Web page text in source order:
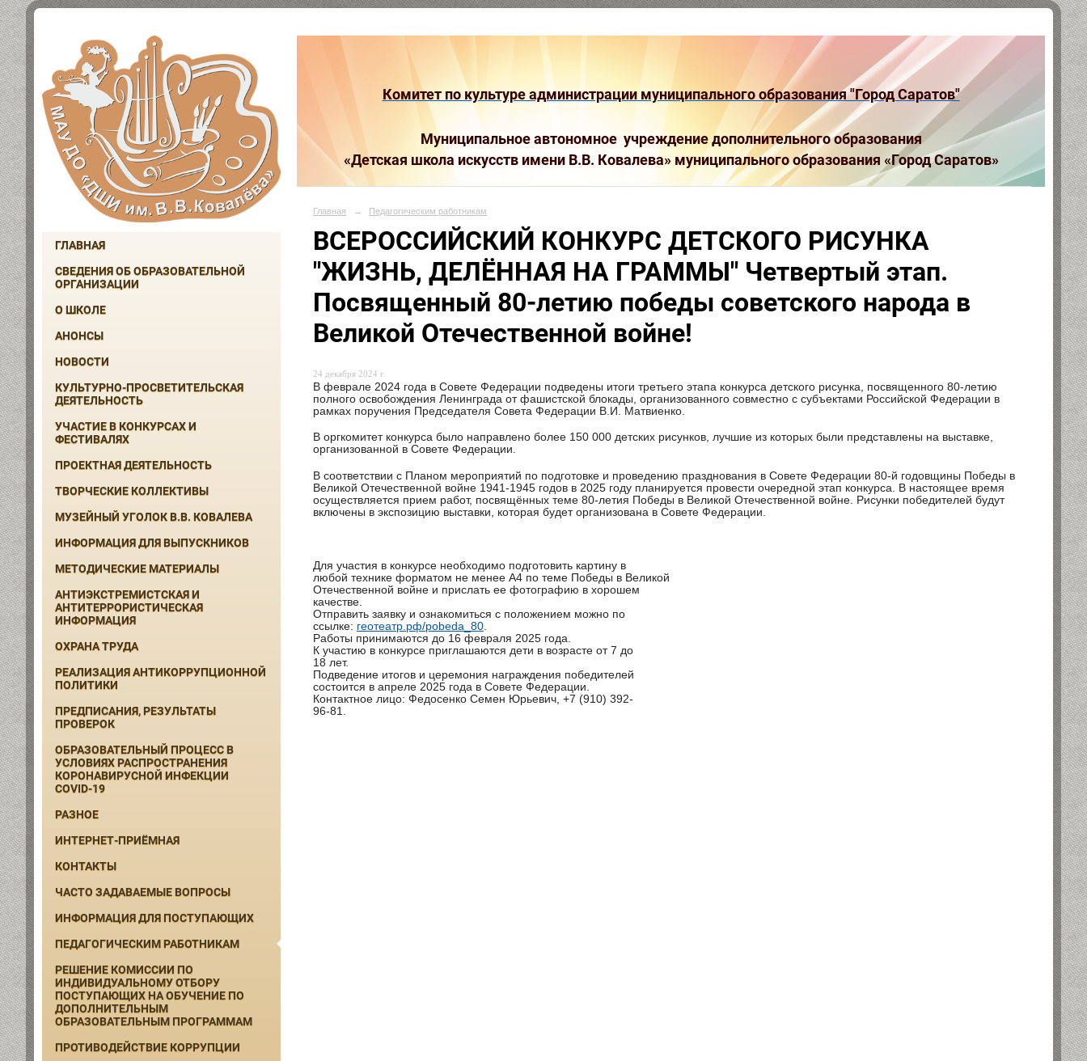
ГЛАВНАЯ
СВЕДЕНИЯ ОБ ОБРАЗОВАТЕЛЬНОЙ
ОРГАНИЗАЦИИ
О ШКОЛЕ
АНОНСЫ
НОВОСТИ
КУЛЬТУРНО-ПРОСВЕТИТЕЛЬСКАЯ
ДЕЯТЕЛЬНОСТЬ
УЧАСТИЕ В КОНКУРСАХ И
ФЕСТИВАЛЯХ
ПРОЕКТНАЯ ДЕЯТЕЛЬНОСТЬ
ТВОРЧЕСКИЕ КОЛЛЕКТИВЫ
МУЗЕЙНЫЙ УГОЛОК В.В. КОВАЛЕВА
ИНФОРМАЦИЯ ДЛЯ ВЫПУСКНИКОВ
МЕТОДИЧЕСКИЕ МАТЕРИАЛЫ
АНТИЭКСТРЕМИСТСКАЯ И
АНТИТЕРРОРИСТИЧЕСКАЯ
ИНФОРМАЦИЯ
ОХРАНА ТРУДА
РЕАЛИЗАЦИЯ АНТИКОРРУПЦИОННОЙ
ПОЛИТИКИ
ПРЕДПИСАНИЯ, РЕЗУЛЬТАТЫ
ПРОВЕРОК
ОБРАЗОВАТЕЛЬНЫЙ ПРОЦЕСС В
УСЛОВИЯХ РАСПРОСТРАНЕНИЯ
КОРОНАВИРУСНОЙ ИНФЕКЦИИ
COVID-19
РАЗНОЕ
ИНТЕРНЕТ-ПРИЁМНАЯ
КОНТАКТЫ
ЧАСТО ЗАДАВАЕМЫЕ ВОПРОСЫ
ИНФОРМАЦИЯ ДЛЯ ПОСТУПАЮЩИХ
ПЕДАГОГИЧЕСКИМ РАБОТНИКАМ
РЕШЕНИЕ КОМИССИИ ПО
ИНДИВИДУАЛЬНОМУ ОТБОРУ
ПОСТУПАЮЩИХ НА ОБУЧЕНИЕ ПО
ДОПОЛНИТЕЛЬНЫМ
ОБРАЗОВАТЕЛЬНЫМ ПРОГРАММАМ
ПРОТИВОДЕЙСТВИЕ КОРРУПЦИИ
Комитет по культуре администрации муниципального образования "Город Саратов"
Муниципальное автономное учреждение дополнительного образования
«Детская школа искусств имени В.В. Ковалева» муниципального образования «Город Саратов»
Главная → Педагогическим работникам
ВСЕРОССИЙСКИЙ КОНКУРС ДЕТСКОГО РИСУНКА
"ЖИЗНЬ, ДЕЛЁННАЯ НА ГРАММЫ" Четвертый этап.
Посвященный 80-летию победы советского народа в
Великой Отечественной войне!
24 декабря 2024 г.
В феврале 2024 года в Совете Федерации подведены итоги третьего этапа конкурса детского рисунка, посвященного 80-летию
полного освобождения Ленинграда от фашистской блокады, организованного совместно с субъектами Российской Федерации в
рамках поручения Председателя Совета Федерации В.И. Матвиенко.
В оргкомитет конкурса было направлено более 150 000 детских рисунков, лучшие из которых были представлены на выставке,
организованной в Совете Федерации.
В соответствии с Планом мероприятий по подготовке и проведению празднования в Совете Федерации 80-й годовщины Победы в
Великой Отечественной войне 1941-1945 годов в 2025 году планируется провести очередной этап конкурса. В настоящее время
осуществляется прием работ, посвящённых теме 80-летия Победы в Великой Отечественной войне. Рисунки победителей будут
включены в экспозицию выставки, которая будет организована в Совете Федерации.
Для участия в конкурсе необходимо подготовить картину в
любой технике форматом не менее А4 по теме Победы в Великой
Отечественной войне и прислать ее фотографию в хорошем
качестве.
Отправить заявку и ознакомиться с положением можно по
ссылке: геотеатр.рф/pobeda_80
Работы принимаются до 16 февраля 2025 года.
К участию в конкурсе приглашаются дети в возрасте от 7 до
18 лет.
Подведение итогов и церемония награждения победителей
состоится в апреле 2025 года в Совете Федерации.
Контактное лицо: Федосенко Семен Юрьевич, +7 (910) 392-
96-81.